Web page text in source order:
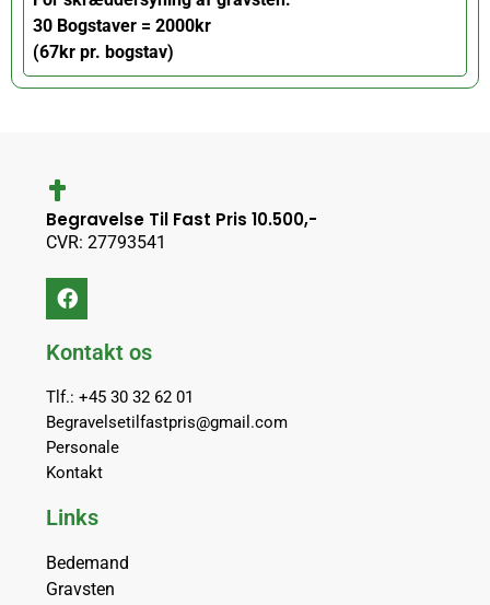
30 Bogstaver = 2000kr
(67kr pr. bogstav)
Begravelse Til Fast Pris 10.500,-
CVR: 27793541
Kontakt os
Tlf.: +45 30 32 62 01
Begravelsetilfastpris@gmail.com
Personale
Kontakt
Links
Bedemand
Gravsten